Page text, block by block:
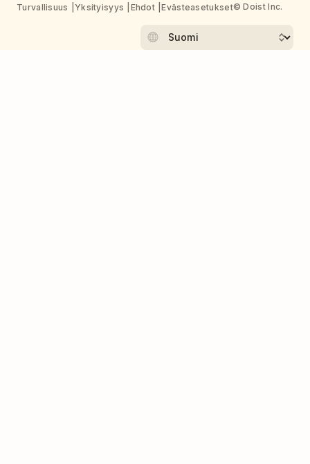
Turvallisuus Yksityisyys Ehdot Evästeasetukset© Doist Inc.